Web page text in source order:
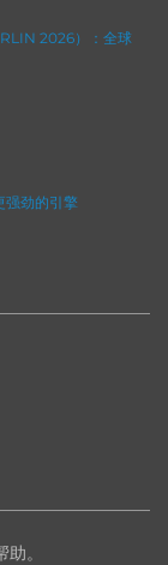
2026）：全球
强劲的引擎
。